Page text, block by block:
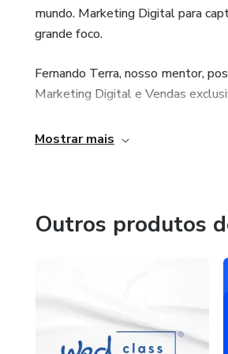
.
da
mundo. Marketing Digital para
grande foco.
Fernando Terra, nosso mentor,
Marketing Digital e Vendas
Mostrar mais
Outros produtos